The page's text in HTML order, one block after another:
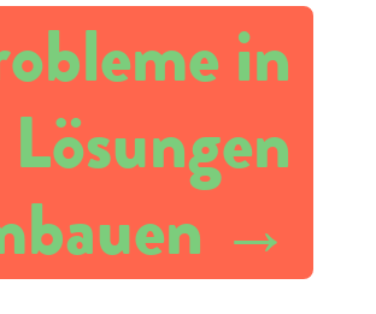
in
Lösungen
→